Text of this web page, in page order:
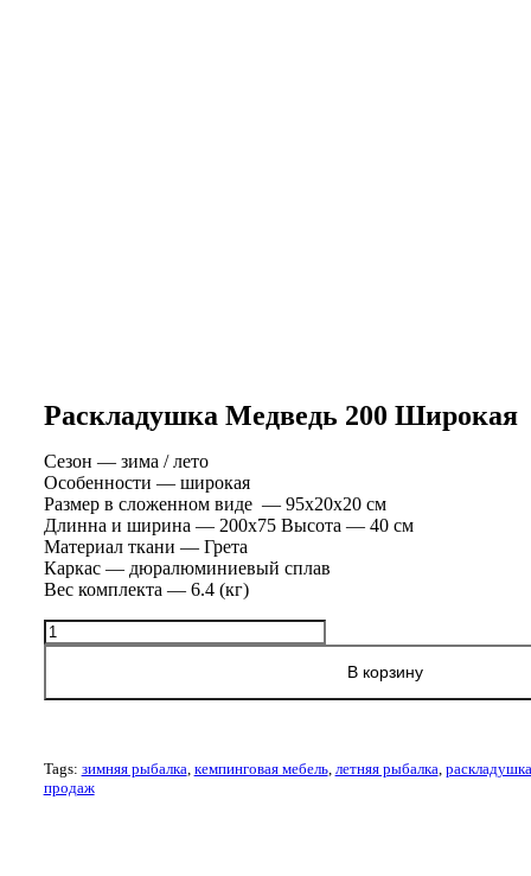
Раскладушка Медведь 200 Широкая
Сезон — зима / лето
Особенности — широкая
Размер в сложенном виде — 95х20х20 см
Длинна и ширина — 200х75 Высота — 40 см
Материал ткани — Грета
Каркас — дюралюминиевый сплав
Вес комплекта — 6.4 (кг)
Количество
товара
В корзину
Tags: зимняя рыбалка, кемпинговая мебель, летняя рыбалка, раскладушка
продаж